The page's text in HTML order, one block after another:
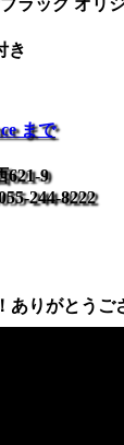
ラック オリ
き
まで
621-9
244-8222
ありがとうご